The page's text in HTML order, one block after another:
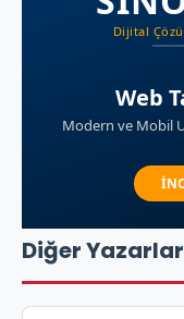
Diğer Yazarlar